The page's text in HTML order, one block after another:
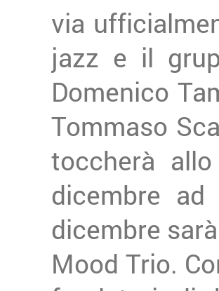
via
jazz e il
Domenico
Tommaso
toccherà
dicembre
dicembre
Mood Trio.